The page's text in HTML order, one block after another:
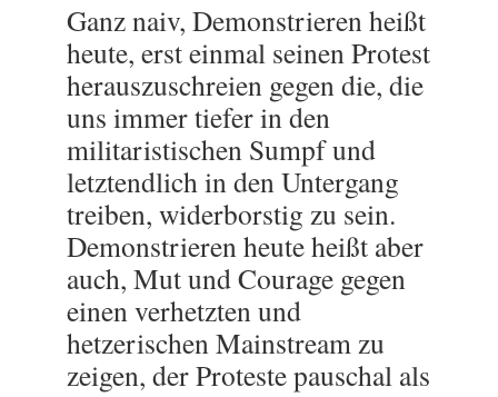
Ganz naiv, Demonstrieren heißt
heute, erst einmal seinen Protest
herauszuschreien gegen die, die
uns immer tiefer in den
militaristischen Sumpf und
letztendlich in den Untergang
treiben, widerborstig zu sein.
Demonstrieren heute heißt aber
auch, Mut und Courage gegen
einen verhetzten und
hetzerischen Mainstream zu
zeigen, der Proteste pauschal als